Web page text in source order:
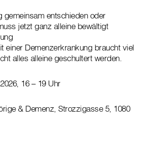
gemeinsam entschieden oder
jetzt ganz alleine bewältigt
einer Demenzerkrankung braucht viel
alles alleine geschultert werden.
16 – 19 Uhr
& Demenz, Strozzigasse 5, 1080